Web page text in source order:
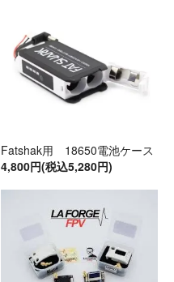
Fatshak用 18650電池ケース
4,800円(税込5,280円)